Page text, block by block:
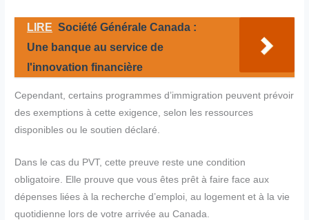
LIRE Société Générale Canada :
Une banque au service de
l'innovation financière
Cependant, certains programmes d’immigration peuvent prévoir
des exemptions à cette exigence, selon les ressources
disponibles ou le soutien déclaré.
Dans le cas du PVT, cette preuve reste une condition
obligatoire. Elle prouve que vous êtes prêt à faire face aux
dépenses liées à la recherche d’emploi, au logement et à la vie
quotidienne lors de votre arrivée au Canada.